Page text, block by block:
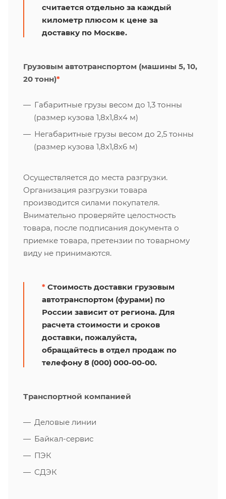
считается отдельно за каждый
километр плюсом к цене за
доставку по Москве.
Грузовым автотранспортом (машины 5, 10,
20 тонн)*
Габаритные грузы весом до 1,3 тонны
(размер кузова 1,8х1,8х4 м)
Негабаритные грузы весом до 2,5 тонны
(размер кузова 1,8х1,8х6 м)
Осуществляется до места разгрузки.
Организация разгрузки товара
производится силами покупателя.
Внимательно проверяйте целостность
товара, после подписания документа о
приемке товара, претензии по товарному
виду не принимаются.
* Стоимость доставки грузовым
автотранспортом (фурами) по
России зависит от региона. Для
расчета стоимости и сроков
доставки, пожалуйста,
обращайтесь в отдел продаж по
телефону 8 (000) 000-00-00.
Транспортной компанией
Деловые линии
Байкал-сервис
ПЭК
СДЭК